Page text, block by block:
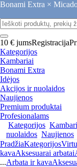
Bonami Extra ×
10 € jumsRegistracija
Kategorijos
Kambariai
Bonami Extra
Idėjos
Akcijos ir nuolaidos
Naujienos
Premium produktai
Profesionalams
Kategorijos
nuolaidos Naujienos
PradžiaKategorijos
kavaAksesuarai arbatai
...Arbata ir kava